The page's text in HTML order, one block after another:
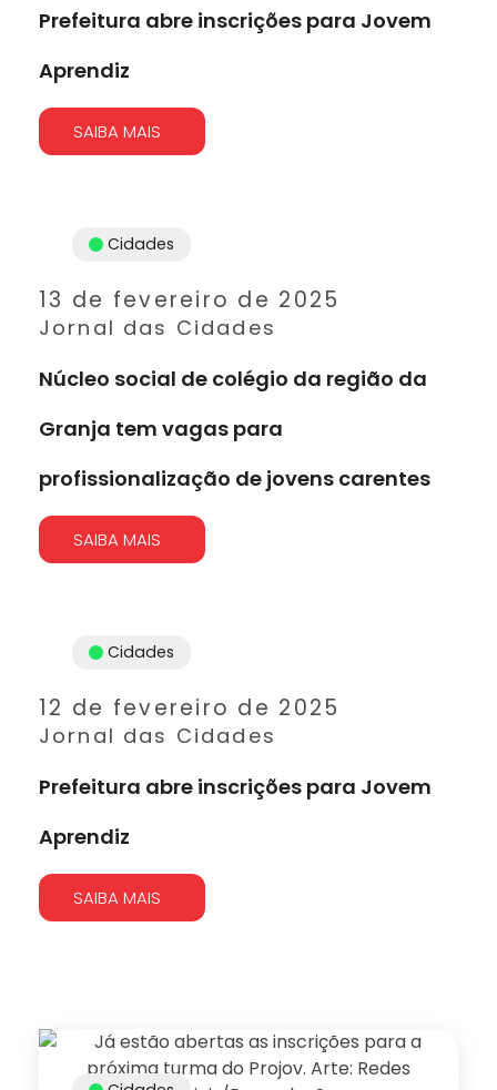
Prefeitura abre inscrições para Jovem
Aprendiz
SAIBA MAIS
13 de fevereiro de 2025
Jornal das Cidades
Cidades
Núcleo social de colégio da região da
Granja tem vagas para
profissionalização de jovens carentes
SAIBA MAIS
12 de fevereiro de 2025
Jornal das Cidades
Cidades
Prefeitura abre inscrições para Jovem
Aprendiz
SAIBA MAIS